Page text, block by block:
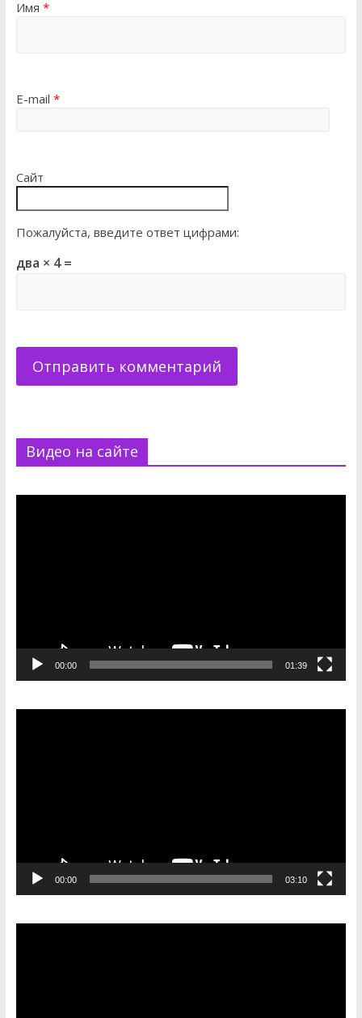
Имя *
E-mail *
Сайт
Пожалуйста, введите ответ цифрами:
два × 4 =
Видео на сайте
00:00 01:39
00:00 03:10